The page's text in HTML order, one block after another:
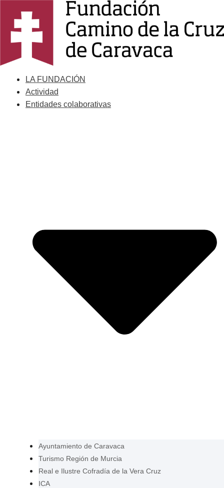
contenido
LA FUNDACIÓN
Actividad
Entidades colaborativas
Ayuntamiento de Caravaca
Turismo Región de Murcia
Real e Ilustre Cofradía de la Vera Cruz
ICA